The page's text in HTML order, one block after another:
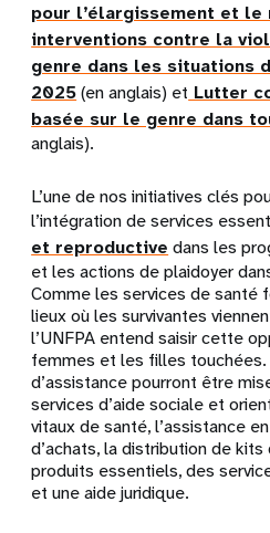
pour l’élargissement et
interventions contre la
genre dans les situations
2025(en anglais) et Lutter
basée sur le genre dans
anglais).
L’une de nos initiatives clés
l’intégration de services
et reproductive dans les
et les actions de plaidoyer
Comme les services de santé
lieux où les survivantes
l’UNFPA entend saisir cette
femmes et les filles
d’assistance pourront être
services d’aide sociale et
vitaux de santé, l’assistance
d’achats, la distribution de
produits essentiels, des
et une aide juridique.